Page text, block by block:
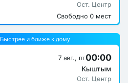
Ост. Центр
Свободно 0 мест
Быстрее и ближе к дому
00:00
7 авг., пт
Кыштым
Ост. Центр